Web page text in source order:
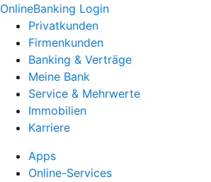
OnlineBanking Login
Privatkunden
Firmenkunden
Banking & Verträge
Meine Bank
Service & Mehrwerte
Immobilien
Karriere
Apps
Online-Services